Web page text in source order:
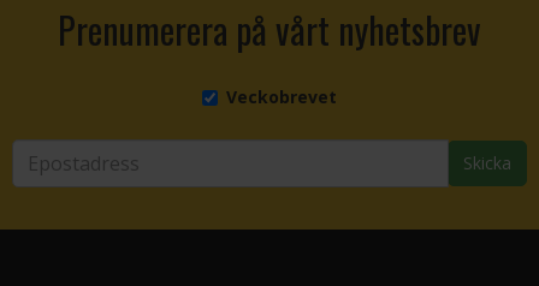
Prenumerera på vårt nyhetsbrev
Veckobrevet
Skicka